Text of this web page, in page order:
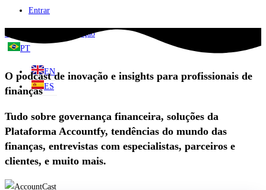
Entrar
Solicite uma demonstração
PT
EN
ES
O podcast de inovação e insights para profissionais de
finanças
Tudo sobre governança financeira, soluções da
Plataforma Accountfy, tendências do mundo das
finanças, entrevistas com especialistas, parceiros e
clientes, e muito mais.